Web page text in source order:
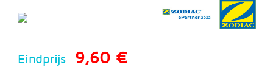
Eindprijs 9,60 €